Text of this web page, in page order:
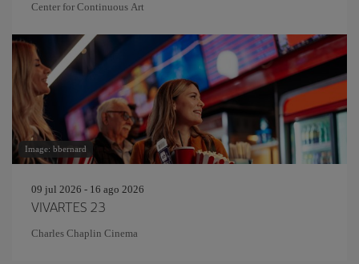
Center for Continuous Art
Image: bbernard
09 jul 2026 - 16 ago 2026
VIVARTES 23
Charles Chaplin Cinema